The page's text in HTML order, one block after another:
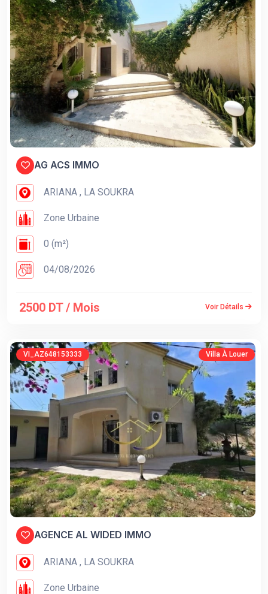
AG ACS IMMO
ARIANA , LA SOUKRA
Zone Urbaine
0 (m²)
04/08/2026
2500 DT / Mois Voir Détails
VI_AZ648153333 Villa À Louer
AGENCE AL WIDED IMMO
ARIANA , LA SOUKRA
Zone Urbaine